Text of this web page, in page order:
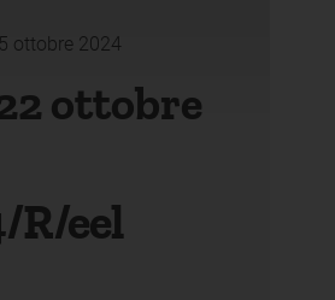
ottobre 2024
ottobre
R/eel